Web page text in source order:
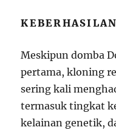
Meskipun domba
pertama, kloning
sering kali
termasuk tingkat
kelainan genetik,